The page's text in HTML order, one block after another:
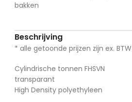
bakken
Beschrijving
* alle getoonde prijzen zijn ex. BTW
Cylindrische tonnen FHSVN
transparant
High Density polyethyleen